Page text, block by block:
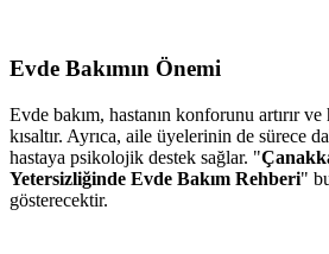
Evde Bakımın Önemi
Evde bakım, hastanın konforunu artırır ve
kısaltır. Ayrıca, aile üyelerinin de sürece
hastaya psikolojik destek sağlar. "
Yetersizliğinde Evde Bakım Rehberi"
gösterecektir.